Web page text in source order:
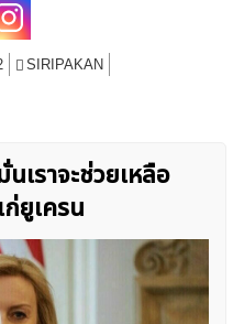
โปรโมชั่น Forex
SIRIPAKAN
เราจะช่วยเหลือ
ยูเครน